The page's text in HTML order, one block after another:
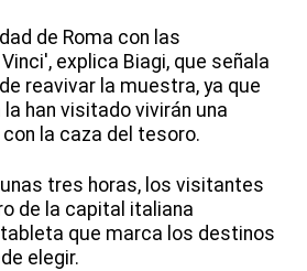
de Roma con las
explica Biagi, que señala
reavivar la muestra, ya que
han visitado vivirán una
la caza del tesoro.
unas tres horas, los visitantes
de la capital italiana
que marca los destinos
elegir.